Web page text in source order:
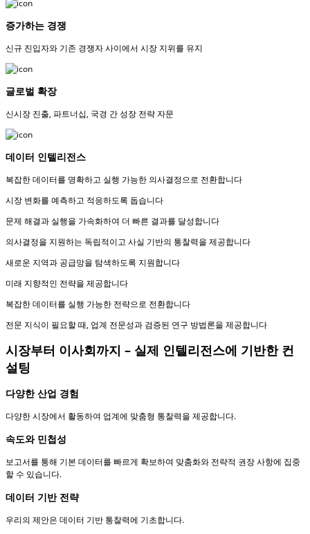
증가하는 경쟁
신규 진입자와 기존 경쟁자 사이에서 시장 지위를 유지
글로벌 확장
신시장 진출, 파트너십, 국경 간 성장 전략 자문
데이터 인텔리전스
복잡한 데이터를 명확하고 실행 가능한 의사결정으로 전환합니다
시장 변화를 예측하고 적응하도록 돕습니다
문제 해결과 실행을 가속화하여 더 빠른 결과를 달성합니다
의사결정을 지원하는 독립적이고 사실 기반의 통찰력을 제공합니다
새로운 지역과 공급망을 탐색하도록 지원합니다
미래 지향적인 전략을 제공합니다
복잡한 데이터를 실행 가능한 전략으로 전환합니다
전문 지식이 필요할 때, 업계 전문성과 검증된 연구 방법론을 제공합니다
시장부터 이사회까지 – 실제 인텔리전스에 기반한 컨
설팅
다양한 산업 경험
다양한 시장에서 활동하여 업계에 맞춤형 통찰력을 제공합니다.
속도와 민첩성
보고서를 통해 기본 데이터를 빠르게 확보하여 맞춤화와 전략적 권장 사항에 집중
할 수 있습니다.
데이터 기반 전략
우리의 제안은 데이터 기반 통찰력에 기초합니다.